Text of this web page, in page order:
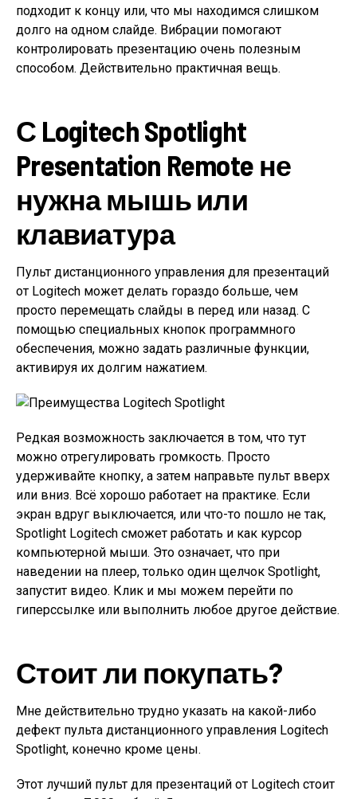
подходит к концу или, что мы находимся слишком
долго на одном слайде. Вибрации помогают
контролировать презентацию очень полезным
способом. Действительно практичная вещь.
С Logitech Spotlight
Presentation Remote не
нужна мышь или
клавиатура
Пульт дистанционного управления для презентаций
от Logitech может делать гораздо больше, чем
просто перемещать слайды в перед или назад. С
помощью специальных кнопок программного
обеспечения, можно задать различные функции,
активируя их долгим нажатием.
Редкая возможность заключается в том, что тут
можно отрегулировать громкость. Просто
удерживайте кнопку, а затем направьте пульт вверх
или вниз. Всё хорошо работает на практике. Если
экран вдруг выключается, или что-то пошло не так,
Spotlight Logitech сможет работать и как курсор
компьютерной мыши. Это означает, что при
наведении на плеер, только один щелчок Spotlight,
запустит видео. Клик и мы можем перейти по
гиперссылке или выполнить любое другое действие.
Стоит ли покупать?
Мне действительно трудно указать на какой-либо
дефект пульта дистанционного управления Logitech
Spotlight, конечно кроме цены.
Этот лучший пульт для презентаций от Logitech стоит